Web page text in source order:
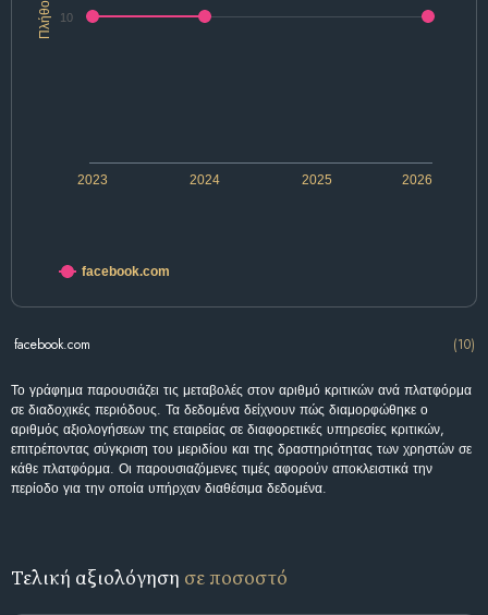
Πλήθος
2024 2026
2023 2025
10
facebook.com
facebook.com (10)
Το γράφημα παρουσιάζει τις μεταβολές στον αριθμό κριτικών ανά πλατφόρμα
σε διαδοχικές περιόδους. Τα δεδομένα δείχνουν πώς διαμορφώθηκε ο
αριθμός αξιολογήσεων της εταιρείας σε διαφορετικές υπηρεσίες κριτικών,
επιτρέποντας σύγκριση του μεριδίου και της δραστηριότητας των χρηστών σε
κάθε πλατφόρμα. Οι παρουσιαζόμενες τιμές αφορούν αποκλειστικά την
περίοδο για την οποία υπήρχαν διαθέσιμα δεδομένα.
Τελική αξιολόγηση σε ποσοστό